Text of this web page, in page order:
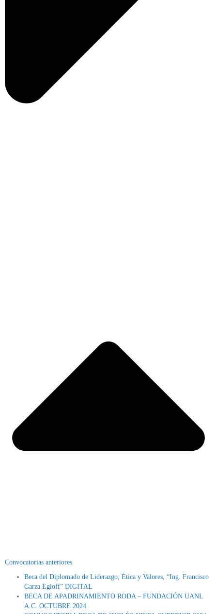
Convocatorias anteriores
Beca del Diplomado de Liderazgo, Ética y Valores, “Ing. Francisco
Garza Egloff” DIGITAL
BECA DE APADRINAMIENTO RODA – FUNDACIÓN UANL
A.C. OCTUBRE 2024